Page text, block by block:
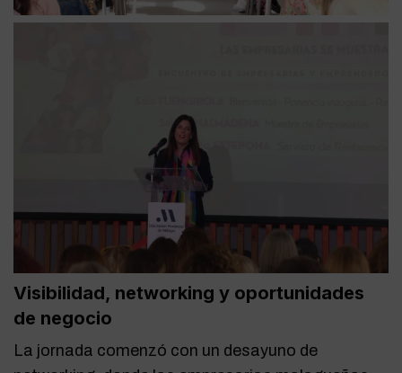
Visibilidad, networking y oportunidades
de negocio
La jornada comenzó con un desayuno de